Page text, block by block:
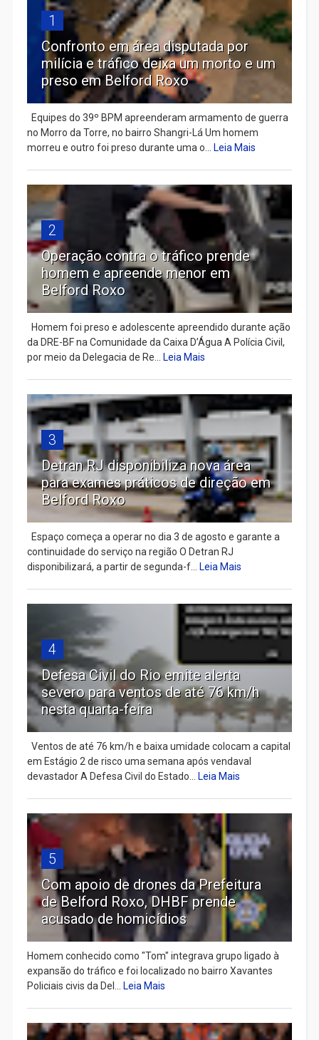
1
Confronto em área disputada por
milícia e tráfico deixa um morto e um
preso em Belford Roxo
Equipes do 39º BPM apreenderam armamento de guerra
no Morro da Torre, no bairro Shangri-Lá Um homem
morreu e outro foi preso durante uma o... Leia Mais
2
Operação contra o tráfico prende
homem e apreende menor em
Belford Roxo
Homem foi preso e adolescente apreendido durante ação
da DRE-BF na Comunidade da Caixa D’Água A Polícia Civil,
por meio da Delegacia de Re... Leia Mais
3
Detran RJ disponibiliza nova área
para exames práticos de direção em
Belford Roxo
Espaço começa a operar no dia 3 de agosto e garante a
continuidade do serviço na região O Detran RJ
disponibilizará, a partir de segunda-f... Leia Mais
4
Defesa Civil do Rio emite alerta
severo para ventos de até 76 km/h
nesta quarta-feira
Ventos de até 76 km/h e baixa umidade colocam a capital
em Estágio 2 de risco uma semana após vendaval
devastador A Defesa Civil do Estado... Leia Mais
5
Com apoio de drones da Prefeitura
de Belford Roxo, DHBF prende
acusado de homicídios
Homem conhecido como "Tom" integrava grupo ligado à
expansão do tráfico e foi localizado no bairro Xavantes
Policiais civis da Del... Leia Mais